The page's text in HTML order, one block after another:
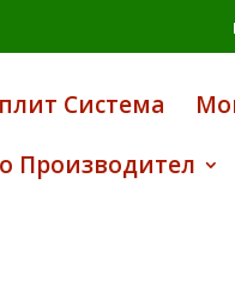
Система
Производител